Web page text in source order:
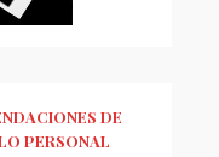
DE
PERSONAL